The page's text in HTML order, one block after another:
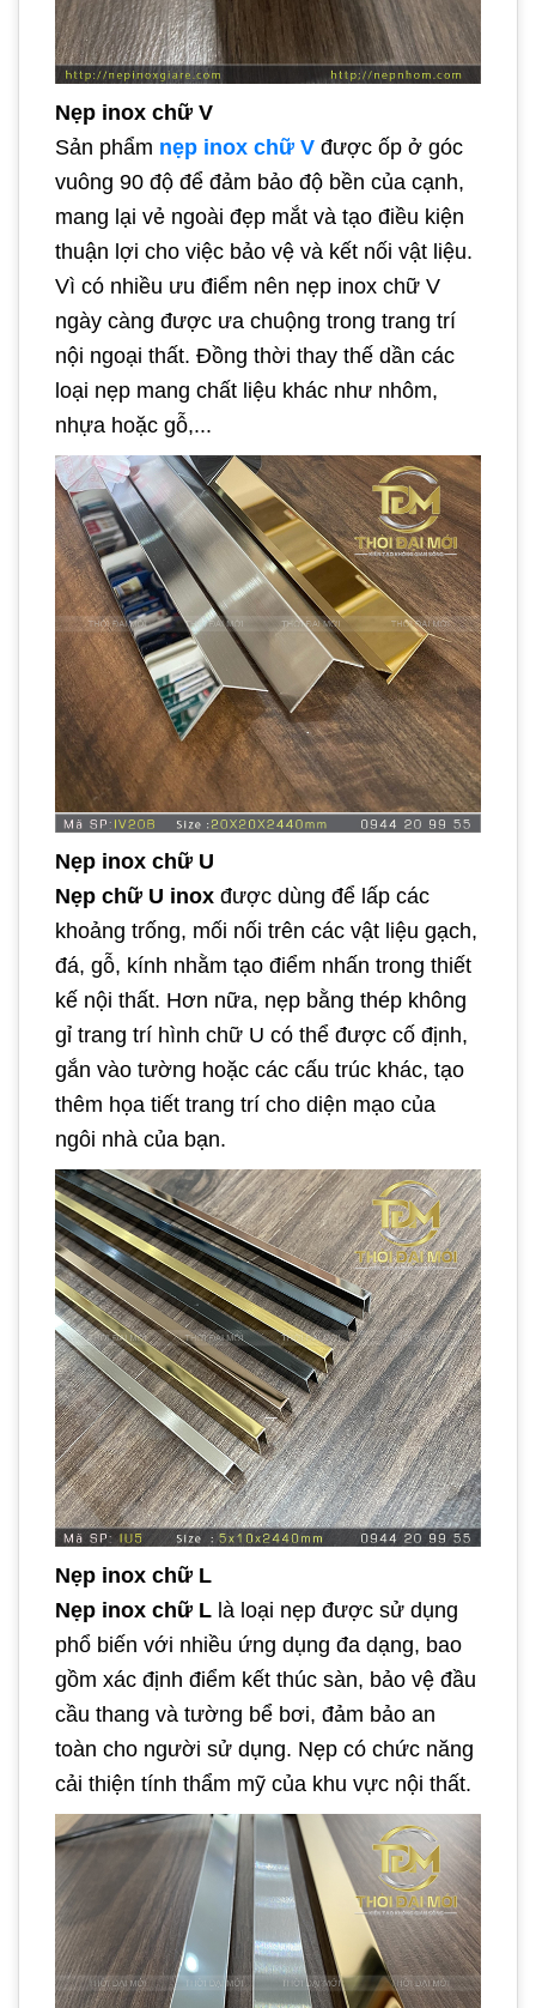
Nẹp inox chữ V
Sản phẩm nẹp inox chữ V được ốp ở góc
vuông 90 độ để đảm bảo độ bền của cạnh,
mang lại vẻ ngoài đẹp mắt và tạo điều kiện
thuận lợi cho việc bảo vệ và kết nối vật liệu.
Vì có nhiều ưu điểm nên nẹp inox chữ V
ngày càng được ưa chuộng trong trang trí
nội ngoại thất. Đồng thời thay thế dần các
loại nẹp mang chất liệu khác như nhôm,
nhựa hoặc gỗ,...
Nẹp inox chữ U
Nẹp chữ U inox được dùng để lấp các
khoảng trống, mối nối trên các vật liệu gạch,
đá, gỗ, kính nhằm tạo điểm nhấn trong thiết
kế nội thất. Hơn nữa, nẹp bằng thép không
gỉ trang trí hình chữ U có thể được cố định,
gắn vào tường hoặc các cấu trúc khác, tạo
thêm họa tiết trang trí cho diện mạo của
ngôi nhà của bạn.
Nẹp inox chữ L
Nẹp inox chữ L là loại nẹp được sử dụng
phổ biến với nhiều ứng dụng đa dạng, bao
gồm xác định điểm kết thúc sàn, bảo vệ đầu
cầu thang và tường bể bơi, đảm bảo an
toàn cho người sử dụng. Nẹp có chức năng
cải thiện tính thẩm mỹ của khu vực nội thất.